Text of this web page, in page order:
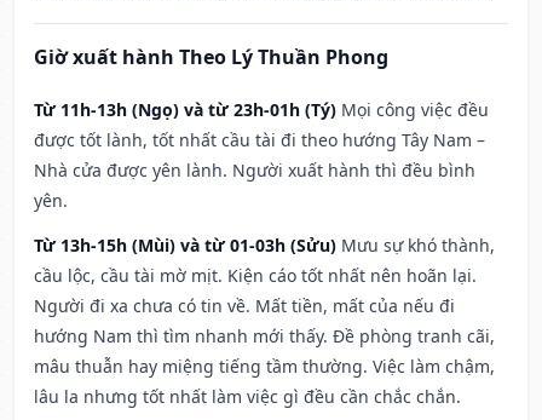
Giờ xuất hành Theo Lý Thuần Phong
Từ 11h-13h (Ngọ) và từ 23h-01h (Tý) Mọi công việc đều
được tốt lành, tốt nhất cầu tài đi theo hướng Tây Nam –
Nhà cửa được yên lành. Người xuất hành thì đều bình
yên.
Từ 13h-15h (Mùi) và từ 01-03h (Sửu) Mưu sự khó thành,
cầu lộc, cầu tài mờ mịt. Kiện cáo tốt nhất nên hoãn lại.
Người đi xa chưa có tin về. Mất tiền, mất của nếu đi
hướng Nam thì tìm nhanh mới thấy. Đề phòng tranh cãi,
mâu thuẫn hay miệng tiếng tầm thường. Việc làm chậm,
lâu la nhưng tốt nhất làm việc gì đều cần chắc chắn.